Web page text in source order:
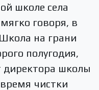
школе села
говоря, в
на грани
полугодия,
директора школы
чистки